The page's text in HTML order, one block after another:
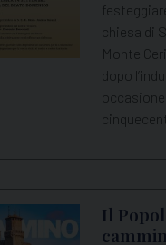
chiesa di
Monte
dopo
occasione
Il